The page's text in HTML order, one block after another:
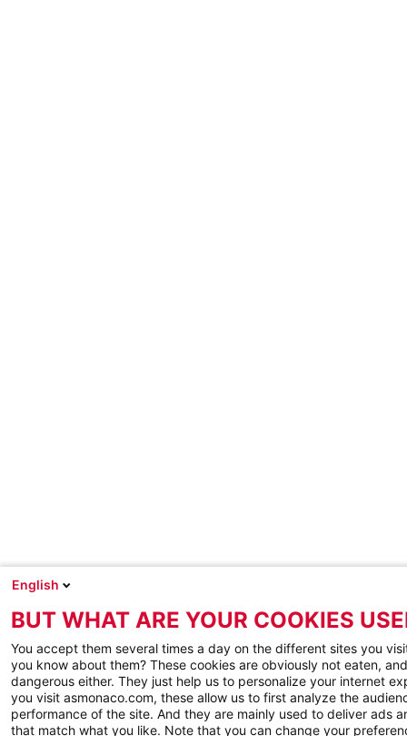
English
BUT WHAT ARE YOUR COOKIES
You accept them several times a day on the different sites you
you know about them? These cookies are obviously not eaten,
dangerous either. They just help us to personalize your internet
you visit asmonaco.com, these allow us to first analyze the
performance of the site. And they are mainly used to deliver ads
that match what you like. Note that you can change your